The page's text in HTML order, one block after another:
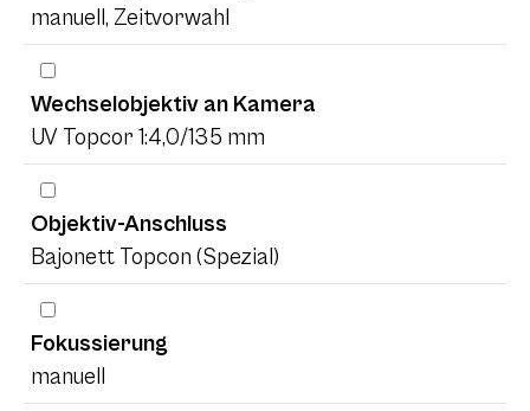
manuell, Zeitvorwahl
Wechselobjektiv an Kamera
UV Topcor 1:4,0/135 mm
Objektiv-Anschluss
Bajonett Topcon (Spezial)
Fokussierung
manuell